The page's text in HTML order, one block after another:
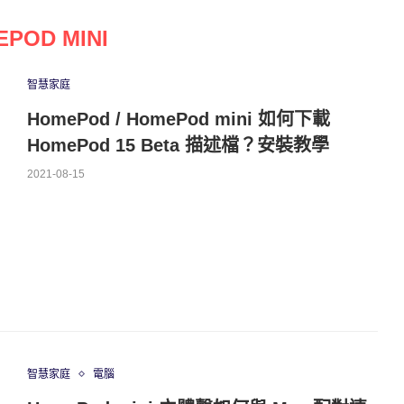
MINI
智慧家庭
HomePod / HomePod mini 如何下載
HomePod 15 Beta 描述檔？安裝教學
2021-08-15
智慧家庭 電腦